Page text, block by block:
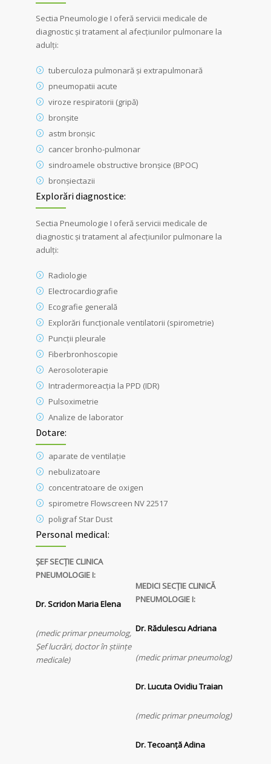
Sectia Pneumologie I oferă servicii medicale de
diagnostic şi tratament al afecţiunilor pulmonare la
adulţi:
tuberculoza pulmonară şi extrapulmonară
pneumopatii acute
viroze respiratorii (gripă)
bronşite
astm bronşic
cancer bronho-pulmonar
sindroamele obstructive bronşice (BPOC)
bronşiectazii
Explorări diagnostice:
Sectia Pneumologie I oferă servicii medicale de
diagnostic şi tratament al afecţiunilor pulmonare la
adulţi:
Radiologie
Electrocardiografie
Ecografie generală
Explorări funcţionale ventilatorii (spirometrie)
Puncţii pleurale
Fiberbronhoscopie
Aerosoloterapie
Intradermoreacţia la PPD (IDR)
Pulsoximetrie
Analize de laborator
Dotare:
aparate de ventilaţie
nebulizatoare
concentratoare de oxigen
spirometre Flowscreen NV 22517
poligraf Star Dust
Personal medical:
ȘEF SECȚIE CLINICA
PNEUMOLOGIE I:
Dr. Scridon Maria Elena
(medic primar pneumolog,
Șef lucrări, doctor în ştiinţe
medicale)
MEDICI SECȚIE CLINICĂ
PNEUMOLOGIE I:
Dr. Rădulescu Adriana
(medic primar pneumolog)
Dr. Lucuta Ovidiu Traian
(medic primar pneumolog)
Dr. Tecoanță Adina